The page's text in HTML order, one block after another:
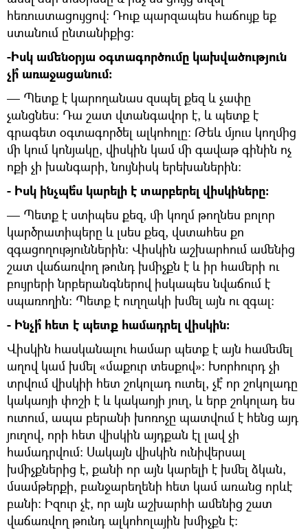
հեռուստացույցով։ Դուք պարզապես հաճույք եք
ստանում ընտանիքից։
-Իսկ ամենօրյա օգտագործումը կախվածություն
չի՞ առաջացանում։
— Պետք է կարողանաս զսպել քեզ և չափը
չանցնես։ Դա շատ վտանգավոր է, և պետք է
գրագետ օգտագործել ալկոհոլը։ Թեև մյուս կողմից
մի կում կոնյակը, վիսկին կամ մի գավաթ գինին ոչ
ոքի չի խանգարի, նույնիսկ երեխաներին։
- Իսկ ինչպե՞ս կարելի է տարբերել վիսկիները։
— Պետք է ստիպես քեզ, մի կողմ թողնես բոլոր
կարծրատիպերը և լսես քեզ, վստահես քո
զգացողություններին։ Վիսկին աշխարհում ամենից
շատ վաճառվող թունդ խմիչքն է և իր համերի ու
բույրերի նրբերանգներով իսկապես նվաճում է
սպառողին։ Պետք է ուղղակի խմել այն ու զգալ։
- Ինչի՞ հետ է պետք համադրել վիսկին։
Վիսկին հասկանալու համար պետք է այն համեմել
աղով կամ խմել «մաքուր տեսքով»։ Խորհուրդ չի
տրվում վիսկիի հետ շոկոլադ ուտել, չէ՞ որ շոկոլադը
կակաոյի փոշի է և կակաոյի յուղ, և երբ շոկոլադ ես
ուտում, ապա բերանի խոռոչը պատվում է հենց այդ
յուղով, որի հետ վիսկին այդքան էլ լավ չի
համադրվում։ Սակայն վիսկին ունիվերսալ
խմիչքներից է, քանի որ այն կարելի է խմել ձկան,
մսամթերքի, բանջարեղենի հետ կամ առանց որևէ
բանի։ Իզուր չէ, որ այն աշխարհի ամենից շատ
վաճառվող թունդ ալկոհոլային խմիչքն է։